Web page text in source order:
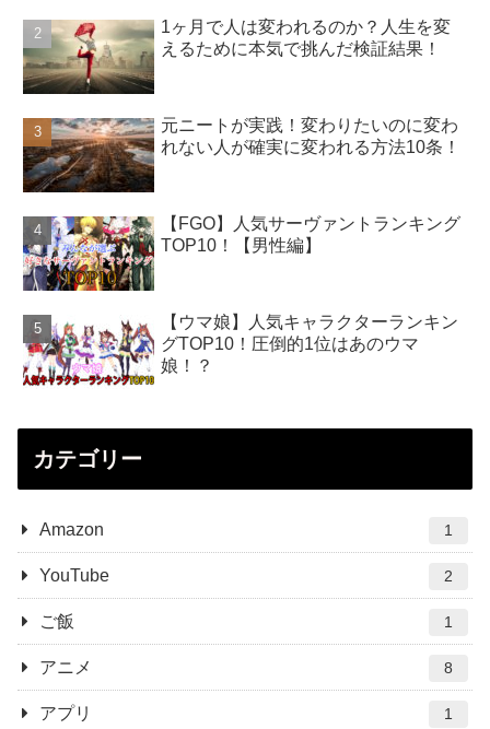
1ヶ月で人は変われるのか？人生を変
えるために本気で挑んだ検証結果！
元ニートが実践！変わりたいのに変わ
れない人が確実に変われる方法10条！
【FGO】人気サーヴァントランキング
TOP10！【男性編】
【ウマ娘】人気キャラクターランキン
グTOP10！圧倒的1位はあのウマ
娘！？
カテゴリー
Amazon 1
YouTube 2
ご飯 1
アニメ 8
アプリ 1